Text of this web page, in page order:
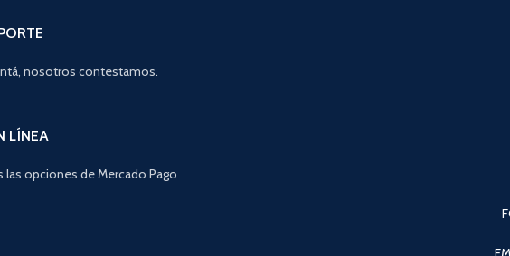
nosotros contestamos.
LÍNEA
las opciones de Mercado Pago